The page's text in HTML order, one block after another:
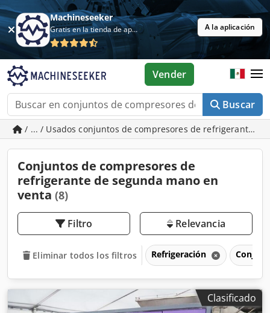
Machineseeker
Gratis en la tienda de aplicaciones A la aplicación
Buscar
Vender
/ ... / Usados conjuntos de compresores de refrigerante
Conjuntos de compresores de
refrigerante de segunda mano en
venta (8)
Filtro Relevancia
Eliminar todos los filtros Refrigeración
Clasificado